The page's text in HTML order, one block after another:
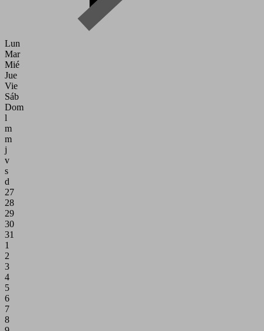
Lun
Mar
Mié
Jue
Vie
Sáb
Dom
l
m
m
j
v
s
d
27
28
29
30
31
1
2
3
4
5
6
7
8